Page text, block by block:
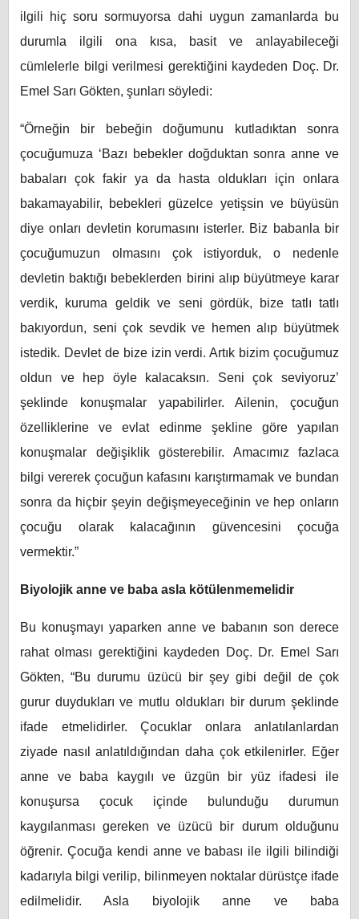
ilgili hiç soru sormuyorsa dahi uygun zamanlarda bu
durumla ilgili ona kısa, basit ve anlayabileceği
cümlelerle bilgi verilmesi gerektiğini kaydeden Doç. Dr.
Emel Sarı Gökten, şunları söyledi:
“Örneğin bir bebeğin doğumunu kutladıktan sonra
çocuğumuza ‘Bazı bebekler doğduktan sonra anne ve
babaları çok fakir ya da hasta oldukları için onlara
bakamayabilir, bebekleri güzelce yetişsin ve büyüsün
diye onları devletin korumasını isterler. Biz babanla bir
çocuğumuzun olmasını çok istiyorduk, o nedenle
devletin baktığı bebeklerden birini alıp büyütmeye karar
verdik, kuruma geldik ve seni gördük, bize tatlı tatlı
bakıyordun, seni çok sevdik ve hemen alıp büyütmek
istedik. Devlet de bize izin verdi. Artık bizim çocuğumuz
oldun ve hep öyle kalacaksın. Seni çok seviyoruz’
şeklinde konuşmalar yapabilirler. Ailenin, çocuğun
özelliklerine ve evlat edinme şekline göre yapılan
konuşmalar değişiklik gösterebilir. Amacımız fazlaca
bilgi vererek çocuğun kafasını karıştırmamak ve bundan
sonra da hiçbir şeyin değişmeyeceğinin ve hep onların
çocuğu olarak kalacağının güvencesini çocuğa
vermektir.”
Biyolojik anne ve baba asla kötülenmemelidir
Bu konuşmayı yaparken anne ve babanın son derece
rahat olması gerektiğini kaydeden Doç. Dr. Emel Sarı
Gökten, “Bu durumu üzücü bir şey gibi değil de çok
gurur duydukları ve mutlu oldukları bir durum şeklinde
ifade etmelidirler. Çocuklar onlara anlatılanlardan
ziyade nasıl anlatıldığından daha çok etkilenirler. Eğer
anne ve baba kaygılı ve üzgün bir yüz ifadesi ile
konuşursa çocuk içinde bulunduğu durumun
kaygılanması gereken ve üzücü bir durum olduğunu
öğrenir. Çocuğa kendi anne ve babası ile ilgili bilindiği
kadarıyla bilgi verilip, bilinmeyen noktalar dürüstçe ifade
edilmelidir. Asla biyolojik anne ve baba